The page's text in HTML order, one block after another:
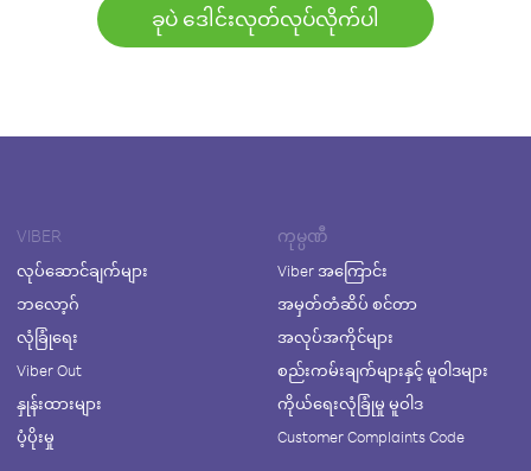
ခုပဲ ဒေါင်းလုတ်လုပ်လိုက်ပါ
VIBER
လုပ်ဆောင်ချက်များ
ဘလော့ဂ်
လုံခြုံရေး
Viber Out
နှုန်းထားများ
ပံ့ပိုးမှု
ကုမ္ပဏီ
Viber အကြောင်း
အမှတ်တံဆိပ် စင်တာ
အလုပ်အကိုင်များ
စည်းကမ်းချက်များနှင့် မူဝါဒများ
ကိုယ်ရေးလုံခြုံမှု မူဝါဒ
Customer Complaints Code